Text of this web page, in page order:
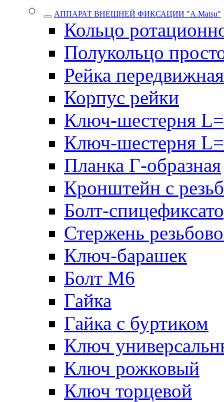
АППАРАТ ВНЕШНЕЙ ФИКСАЦИИ "A.Matsu"
Кольцо
Полукольцо
Рейка передвижная
Корпус рейки
Ключ-шестерня
Ключ-шестерня
Планка Г-образная
Кронштейн с
Болт-
Стержень
Ключ-барашек
Болт М6
Гайка
Гайка с буртиком
Ключ
Ключ рожковый
Ключ торцевой